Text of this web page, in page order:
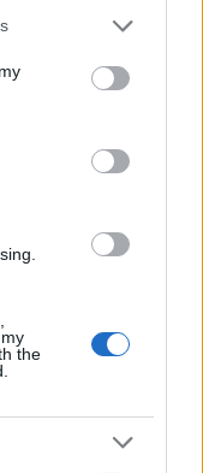
or more Google
You may click to
party tags to
in below Google
the
για την
Ive
με Βελισσάρη